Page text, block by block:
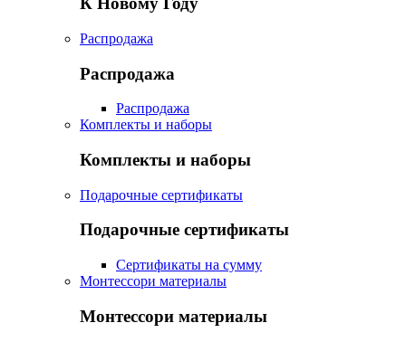
Распродажа
Распродажа
Распродажа
Комплекты и наборы
Комплекты и наборы
Подарочные сертификаты
Подарочные сертификаты
Сертификаты на сумму
Монтессори материалы
Монтессори материалы